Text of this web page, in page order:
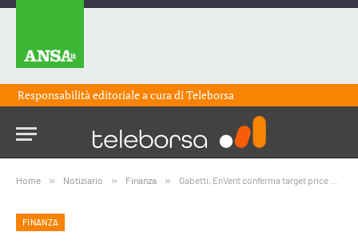
Responsabilità editoriale a cura diTeleborsa
Home » Notiziario » Finanza » Gabetti, EnVent conferma target price e Outperform
FINANZA